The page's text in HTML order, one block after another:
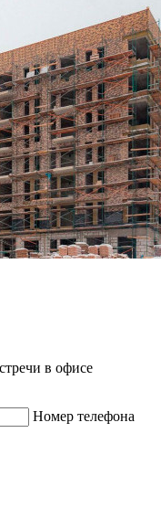
в офисе
Номер телефона